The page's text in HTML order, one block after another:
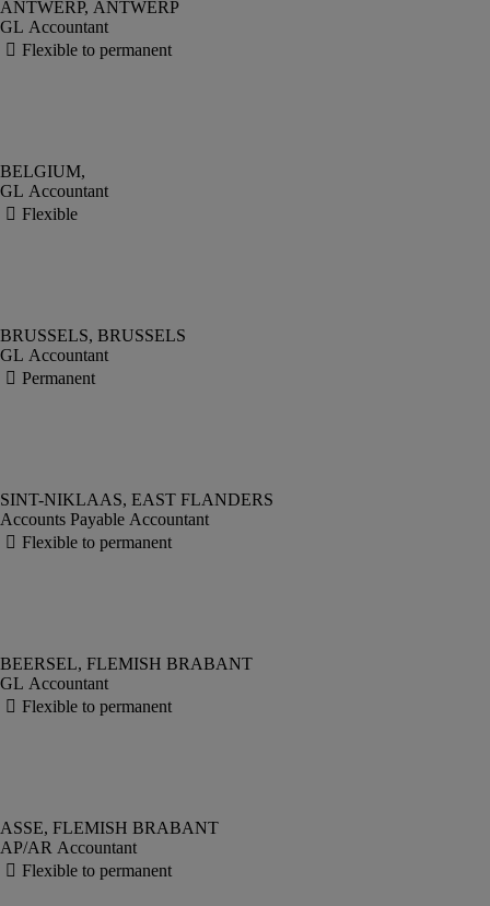
GL Accountant
GL Accountant
GL Accountant
Accounts Payable Accountant
GL Accountant
AP/AR Accountant